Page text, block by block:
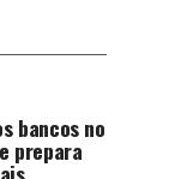
bancos no
prepara